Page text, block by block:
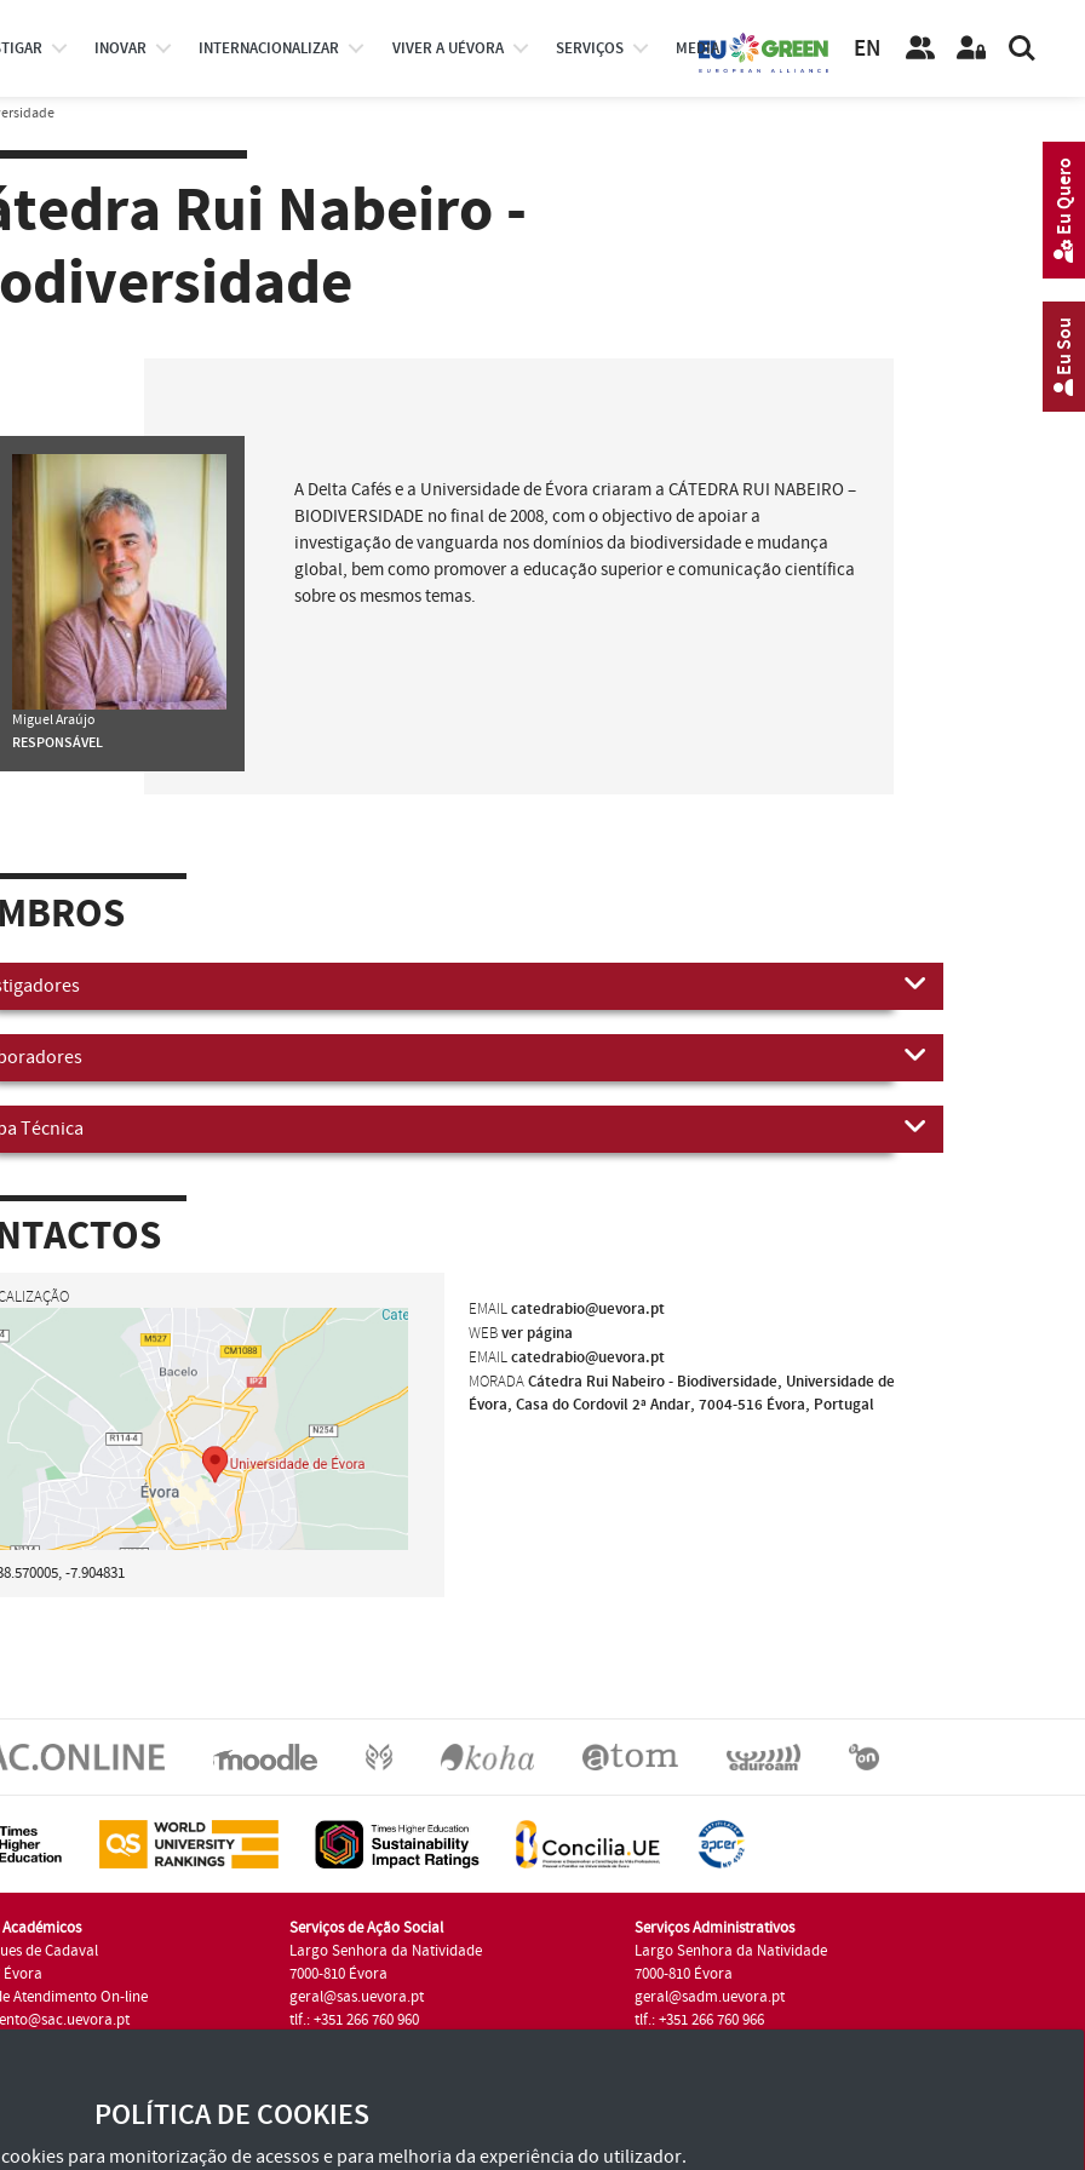
INOVAR INTERNACIONALIZAR VIVER A UÉVORA SERVIÇOS MEDIA EN
Rui Nabeiro -
Miguel Araújo
RESPONSÁVEL
A Delta Cafés e a Universidade de Évora criaram a CÁTEDRA RUI NABEIRO –
BIODIVERSIDADE no final de 2008, com o objectivo de apoiar a
investigação de vanguarda nos domínios da biodiversidade e mudança
global, bem como promover a educação superior e comunicação científica
sobre os mesmos temas.
Técnica
-7.904831
EMAIL catedrabio@uevora.pt
WEB ver página
EMAIL catedrabio@uevora.pt
MORADA Cátedra Rui Nabeiro - Biodiversidade, Universidade de
Évora, Casa do Cordovil 2ª Andar, 7004-516 Évora, Portugal
de Cadaval
Évora
Atendimento On-line
Serviços de Ação Social
Largo Senhora da Natividade
7000-810 Évora
geral@sas.uevora.pt
tlf.: +351 266 760 960
Serviços Administrativos
Largo Senhora da Natividade
7000-810 Évora
geral@sadm.uevora.pt
tlf.: +351 266 760 966
Eu Sou
Eu Quero
POLÍTICA DE COOKIES
para monitorização de acessos e para melhoria da experiência do utilizador.